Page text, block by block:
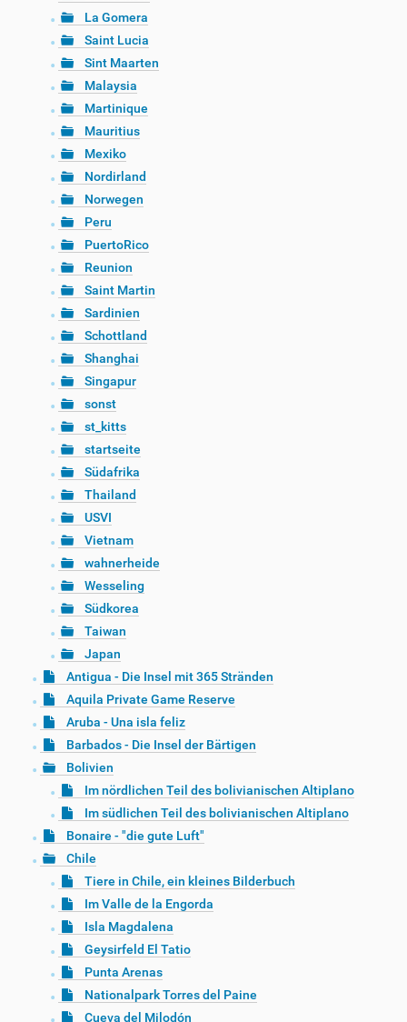
La Gomera
Saint Lucia
Sint Maarten
Malaysia
Martinique
Mauritius
Mexiko
Nordirland
Norwegen
Peru
PuertoRico
Reunion
Saint Martin
Sardinien
Schottland
Shanghai
Singapur
sonst
st_kitts
startseite
Südafrika
Thailand
USVI
Vietnam
wahnerheide
Wesseling
Südkorea
Taiwan
Japan
Antigua - Die Insel mit 365 Stränden
Aquila Private Game Reserve
Aruba - Una isla feliz
Barbados - Die Insel der Bärtigen
Bolivien
Im nördlichen Teil des bolivianischen Altiplano
Im südlichen Teil des bolivianischen Altiplano
Bonaire - "die gute Luft"
Chile
Tiere in Chile, ein kleines Bilderbuch
Im Valle de la Engorda
Isla Magdalena
Geysirfeld El Tatio
Punta Arenas
Nationalpark Torres del Paine
Cueva del Milodón